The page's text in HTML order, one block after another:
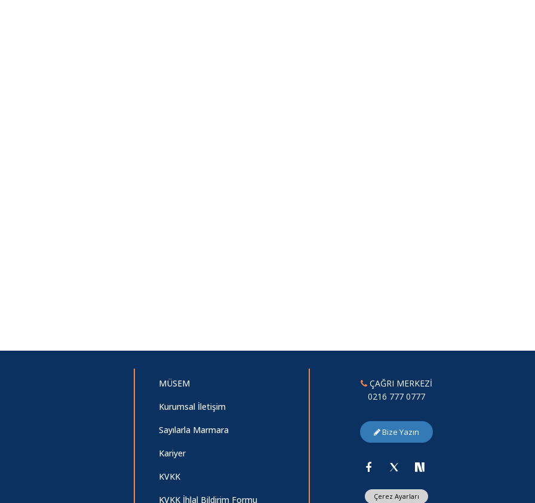
MÜSEM
Kurumsal İletişim
Sayılarla Marmara
Kariyer
KVKK
KVKK İhlal Bildirim Formu
ÇAĞRI MERKEZİ
0216 777 0777
Bize Yazın
Çerez Ayarları